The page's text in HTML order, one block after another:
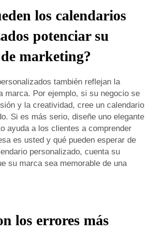
los calendarios
potenciar su
marketing?
también reflejan la
marca. Por ejemplo, si su negocio se
y la creatividad, cree un calendario
Si es más serio, diseñe uno elegante
ayuda a los clientes a comprender
es usted y qué pueden esperar de
personalizado, cuenta su
su marca sea memorable de una
los errores más